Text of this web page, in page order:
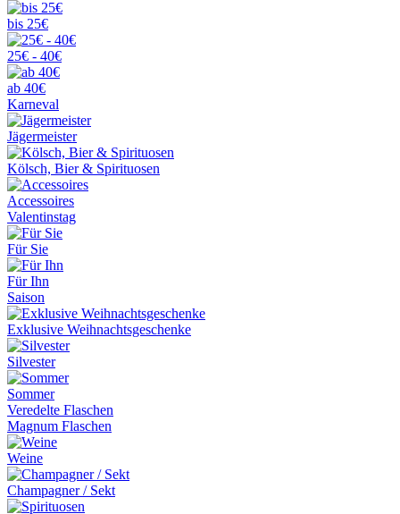
bis 25€
25€ - 40€
ab 40€
Karneval
Jägermeister
Kölsch, Bier & Spirituosen
Accessoires
Valentinstag
Für Sie
Für Ihn
Saison
Exklusive Weihnachtsgeschenke
Silvester
Sommer
Veredelte Flaschen
Magnum Flaschen
Weine
Champagner / Sekt